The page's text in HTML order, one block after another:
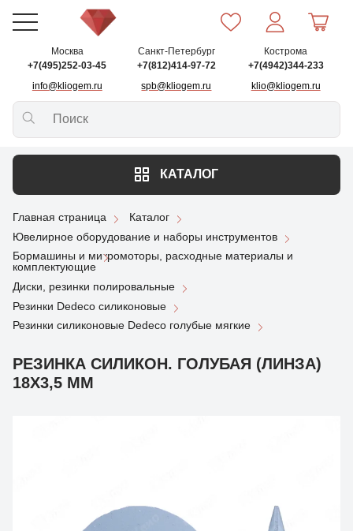
Москва
+7(495)252-03-45
info@kliogem.ru
Санкт-Петербург
+7(812)414-97-72
spb@kliogem.ru
Кострома
+7(4942)344-233
klio@kliogem.ru
КАТАЛОГ
Главная страница
Каталог
Ювелирное оборудование и наборы инструментов
Бормашины и микромоторы, расходные материалы и
комплектующие
Диски, резинки полировальные
Резинки Dedeco силиконовые
Резинки силиконовые Dedeco голубые мягкие
РЕЗИНКА СИЛИКОН. ГОЛУБАЯ (ЛИНЗА)
18Х3,5 ММ